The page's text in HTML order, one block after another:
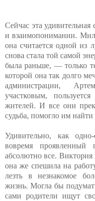
Сейчас эта
и взаимопонимании.
она считается одной из
снова стала той самой
была раньше, — только
которой она так долго
администрации,
участковым,
жителей. И все они
судьба, помогло им найти
Удивительно, как
вовремя проявленный
абсолютно все.
она же спешила на
лезть в незнакомое
жизнь. Могла бы
сами родители ищут